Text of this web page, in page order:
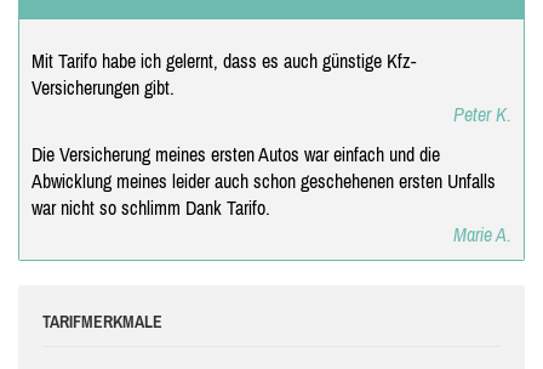
Mit Tarifo habe ich gelernt, dass es auch günstige Kfz-
Versicherungen gibt.
Peter K.
Die Versicherung meines ersten Autos war einfach und die
Abwicklung meines leider auch schon geschehenen ersten Unfalls
war nicht so schlimm Dank Tarifo.
Marie A.
TARIFMERKMALE